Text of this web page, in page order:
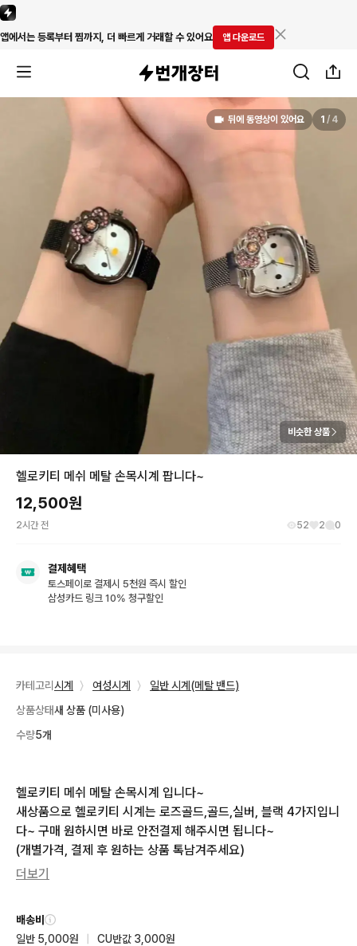
앱에서는 등록부터 찜까지, 더 빠르게 거래할 수 있어요 앱 다운로드
뒤에 동영상이 있어요 1 / 4
비슷한 상품
헬로키티 메쉬 메탈 손목시계 팝니다~
12,500원
2시간 전 52 2 0
결제혜택
토스페이로 결제시 5천원 즉시 할인
삼성카드 링크 10% 청구할인
카테고리 시계 〉 여성시계 〉
일반 시계(메탈 밴드)
상품상태새 상품 (미사용)
수량5개
헬로키티 메쉬 메탈 손목시계 입니다~
새상품으로 헬로키티 시계는 로즈골드,골드,실버, 블랙 4가지입니
다~ 구매 원하시면 바로 안전결제 해주시면 됩니다~
(개별가격, 결제 후 원하는 상품 톡남겨주세요)
더보기
배송비
일반 5,000원
CU반값 3,000원